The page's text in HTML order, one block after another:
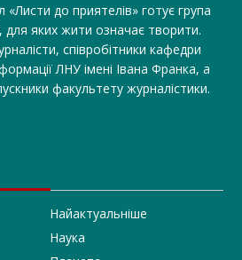
«Листи до приятелів» готує група
для яких жити означає творити.
співробітники кафедри
ЛНУ імені Івана Франка, а
факультету журналістики.
Найактуальніше
Наука